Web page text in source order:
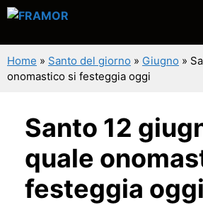
Vai
contenuto
Home » Santo del giorno » Giugno »
onomastico si festeggia oggi
Santo 12
quale
festeggia oggi